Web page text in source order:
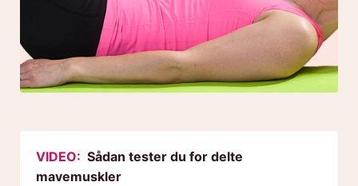
VIDEO: Sådan tester du for delte
mavemuskler